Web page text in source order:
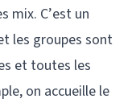
mix. C’est un
les groupes sont
et toutes les
on accueille le